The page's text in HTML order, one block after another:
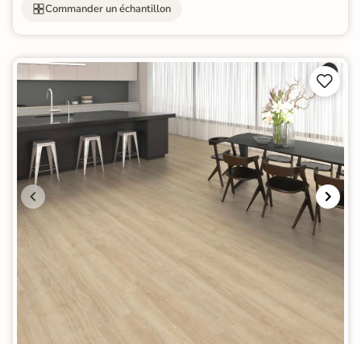
Commander un échantillon

